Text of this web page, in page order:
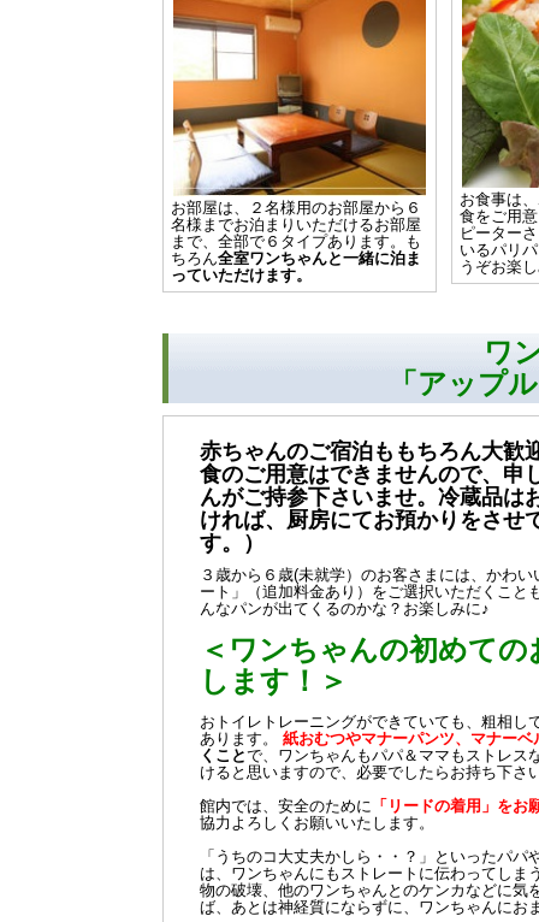
お部屋は、２名様用のお部屋から６
名様までお泊まりいただけるお部屋
まで、全部で６タイプあります。も
ちろん全室ワンちゃんと一緒に泊ま
っていただけます。
お食事は
食をご用
ピーター
いるパリ
うぞお楽
ワ
「アップ
赤ちゃんのご宿泊ももちろん大歓
食のご用意はできませんので、申
んがご持参下さいませ。冷蔵品は
ければ、厨房にてお預かりをさせ
す。）
３歳から６歳(未就学）のお客さまには、かわ
ート」（追加料金あり）をご選択いただくこと
んなパンが出てくるのかな？お楽しみに♪
＜ワンちゃんの初めての
します！＞
おトイレトレーニングができていても、粗相し
あります。
紙おむつやマナーパンツ、マナーベ
くことで、ワンちゃんもパパ＆ママもストレス
けると思いますので、必要でしたらお持ち下
館内では、安全のために 「リードの着用」をお
協力よろしくお願いいたします。
「うちのコ大丈夫かしら・・？」といったパパ
は、ワンちゃんにもストレートに伝わってしま
物の破壊、他のワンちゃんとのケンカなどに気
ば、あとは神経質にならずに、ワンちゃんにお